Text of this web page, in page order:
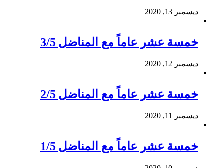
ديسمبر 13, 2020
خمسة عشر عاماً مع المناضل 3/5
ديسمبر 12, 2020
خمسة عشر عاماً مع المناضل 2/5
ديسمبر 11, 2020
خمسة عشر عاماً مع المناضل 1/5